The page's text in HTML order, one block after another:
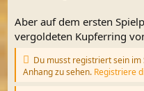
Aber auf dem ersten
vergoldeten Kupferring
Du musst registriert sein
Anhang zu sehen. Registriere